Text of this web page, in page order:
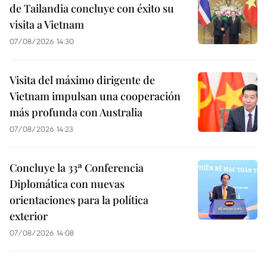
de Tailandia concluye con éxito su
visita a Vietnam
07/08/2026 14:30
Visita del máximo dirigente de
Vietnam impulsan una cooperación
más profunda con Australia
07/08/2026 14:23
Concluye la 33ª Conferencia
Diplomática con nuevas
orientaciones para la política
exterior
07/08/2026 14:08